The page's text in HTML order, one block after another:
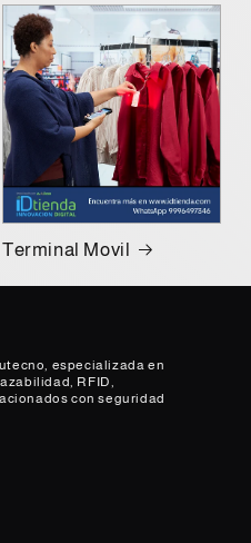
Terminal Movil
especializada en
RFID,
con seguridad